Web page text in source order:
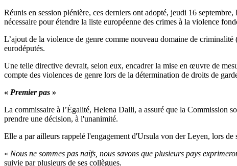
Réunis en session plénière, ces derniers ont adopté, jeudi 16
nécessaire pour étendre la liste européenne des crimes à la violence
L’ajout de la violence de genre comme nouveau domaine de
eurodéputés.
Une telle directive devrait, selon eux, encadrer la mise en œuvre de
compte des violences de genre lors de la détermination de droits de
« Premier pas »
La commissaire à l’Égalité, Helena Dalli, a assuré que la Commission
prendre une décision, à l'unanimité.
Elle a par ailleurs rappelé l'engagement d'Ursula von der Leyen, lors
« Nous ne sommes pas naïfs, nous savons que plusieurs pays
suivie par plusieurs de ses collègues.